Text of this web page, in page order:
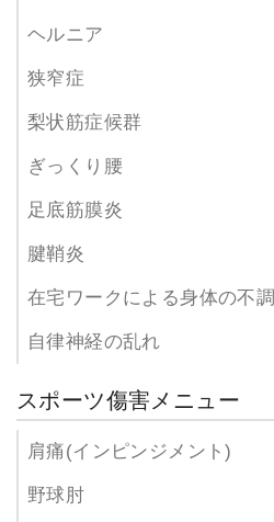
ヘルニア
狭窄症
梨状筋症候群
ぎっくり腰
足底筋膜炎
腱鞘炎
在宅ワークによる身体の不調
自律神経の乱れ
スポーツ傷害メニュー
肩痛(インピンジメント)
野球肘